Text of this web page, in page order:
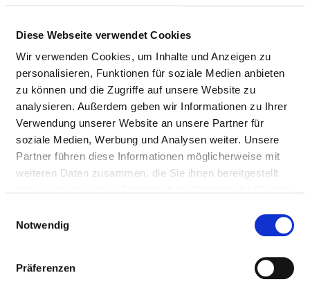
Diese Webseite verwendet Cookies
Wir verwenden Cookies, um Inhalte und Anzeigen zu
personalisieren, Funktionen für soziale Medien anbieten
zu können und die Zugriffe auf unsere Website zu
analysieren. Außerdem geben wir Informationen zu Ihrer
Verwendung unserer Website an unsere Partner für
soziale Medien, Werbung und Analysen weiter. Unsere
Partner führen diese Informationen möglicherweise mit
weiteren Daten zusammen, die Sie ihnen bereitgestellt
Notwendig
Präferenzen
Luisenstraße 23
Tel.:05624-600
Anfahrt